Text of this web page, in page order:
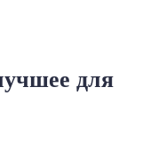
для